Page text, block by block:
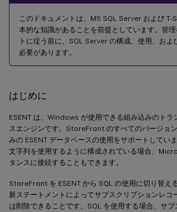
このドキュメントは、MS SQL Server および T-
本的な知識があることを前提としています。管
トに従う前に、SQL Server の構成、使用、およ
必要があります。
はじめに
ESENT は、Windows が使用できる組み込みのトラ
スエンジンです。StoreFront のすべてのバージョ
みの ESENT データベースの使用をサポートしてい
文字列を使用するように構成されている場合、
タンスに接続することもできます。
StoreFront を ESENT から SQL の使用に切り替え
新ステートメントによってサブスクリプションレコ
は削除できることです。SQL を使用する場合、サ